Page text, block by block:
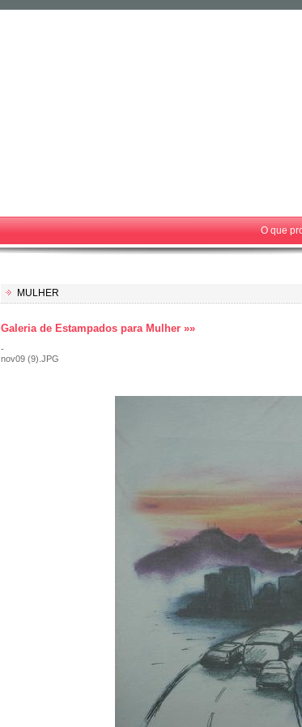
O que
MULHER
Galeria de Estampados para Mulher »»
-
nov09 (9).JPG